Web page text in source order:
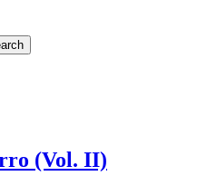
(Vol. II)